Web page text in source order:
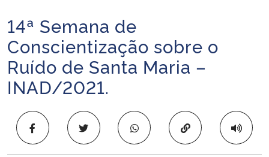
Ministério da Infraestrutura
Ministério da Agricultura, Pecuária e Abastecimento
Ministério da Educação
Ministério da Cidadania
Ministério da Saúde
Início do conteúdo
14ª Semana de
Conscientização sobre o
Ruído de Santa Maria –
INAD/2021.
Copiar para área